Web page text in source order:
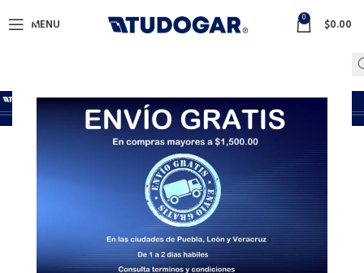
MENU 0 $0.00
Solar
Calentadores Solar
Mostrando los 5 resultados
Show sidebar